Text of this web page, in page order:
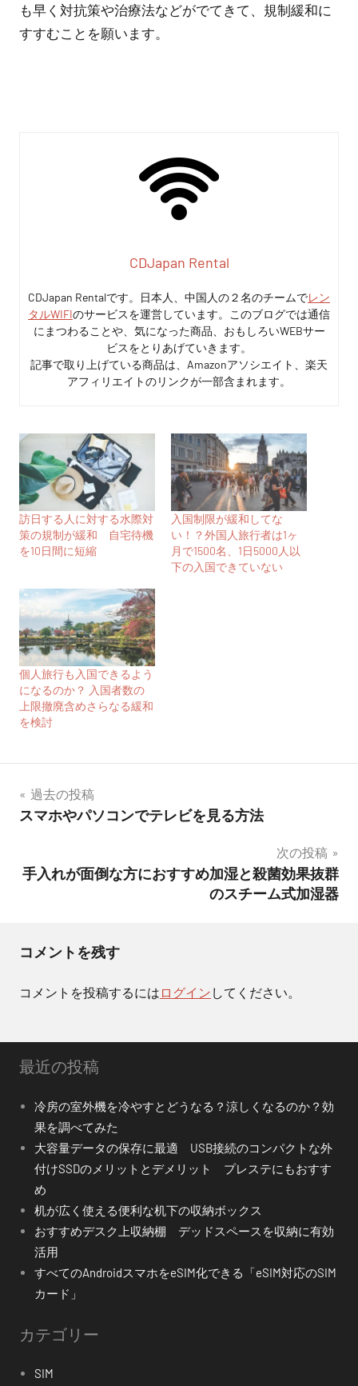
も早く対抗策や治療法などがでてきて、規制緩和に
すすむことを願います。
CDJapan Rental
CDJapan Rentalです。日本人、中国人の２名のチームでレン
タルWIFIのサービスを運営しています。このブログでは通信
にまつわることや、気になった商品、おもしろいWEBサー
ビスをとりあげていきます。
記事で取り上げている商品は、Amazonアソシエイト、楽天
アフィリエイトのリンクが一部含まれます。
訪日する人に対する水際対
策の規制が緩和 自宅待機
を10日間に短縮
入国制限が緩和してな
い！？外国人旅行者は1ヶ
月で1500名、1日5000人以
下の入国できていない
個人旅行も入国できるよう
になるのか？ 入国者数の
上限撤廃含めさらなる緩和
を検討
投
稿
ナ
ー
シ
ン
過去の投稿
スマホやパソコンでテレビを見る方法
次の投稿
手入れが面倒な方におすすめ加湿と殺菌効果抜群
のスチーム式加湿器
コメントを残す
コメントを投稿するには ログイン してください。
最近の投稿
冷房の室外機を冷やすとどうなる？涼しくなるのか？効
果を調べてみた
大容量データの保存に最適 USB接続のコンパクトな外
付けSSDのメリットとデメリット プレステにもおすす
め
机が広く使える便利な机下の収納ボックス
おすすめデスク上収納棚 デッドスペースを収納に有効
活用
すべてのAndroidスマホをeSIM化できる「eSIM対応のSIM
カード」
カテゴリー
SIM